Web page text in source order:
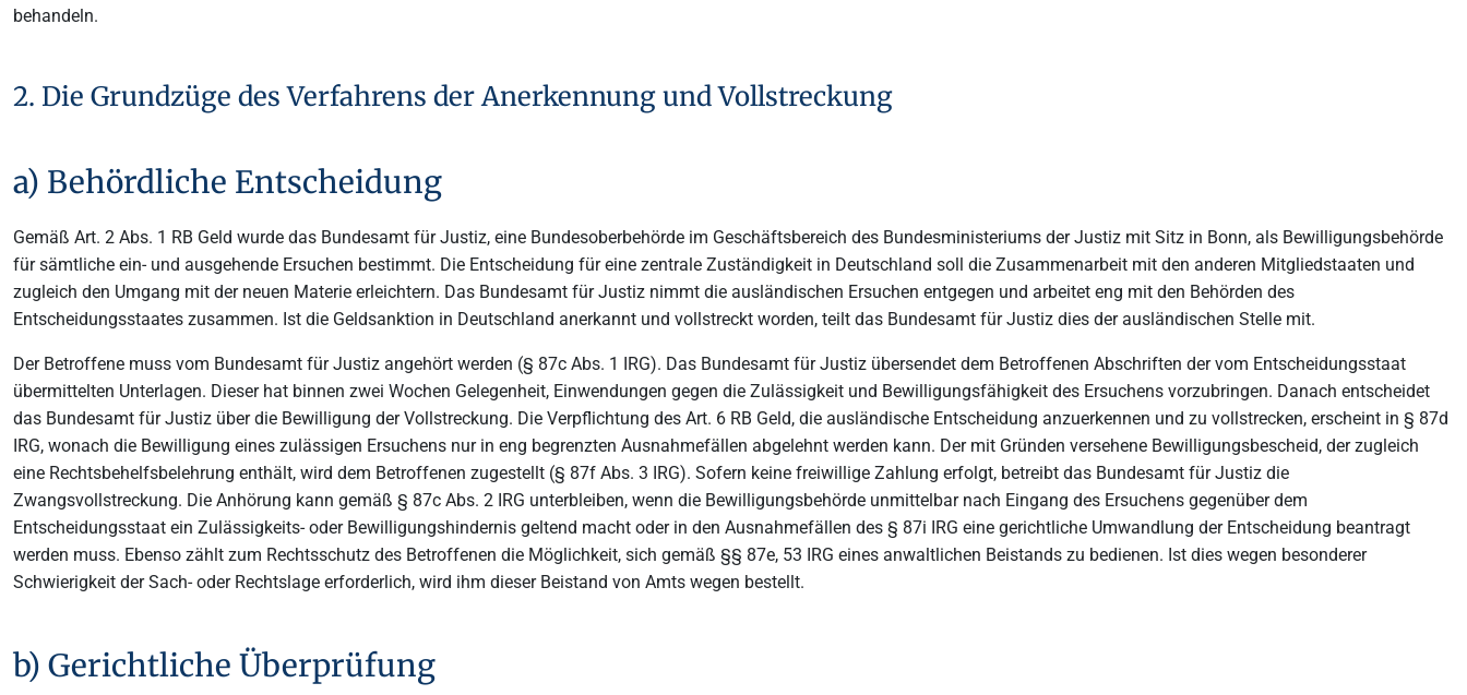
behandeln.
2. Die Grundzüge des Verfahrens der Anerkennung und Vollstreckung
a) Behördliche Entscheidung
Gemäß Art. 2 Abs. 1 RB Geld wurde das Bundesamt für Justiz, eine Bundesoberbehörde im Geschäftsbereich des Bundesministeriums der Justiz mit Sitz in Bonn, als Bewilligungsbehörde
für sämtliche ein- und ausgehende Ersuchen bestimmt. Die Entscheidung für eine zentrale Zuständigkeit in Deutschland soll die Zusammenarbeit mit den anderen Mitgliedstaaten und
zugleich den Umgang mit der neuen Materie erleichtern. Das Bundesamt für Justiz nimmt die ausländischen Ersuchen entgegen und arbeitet eng mit den Behörden des
Entscheidungsstaates zusammen. Ist die Geldsanktion in Deutschland anerkannt und vollstreckt worden, teilt das Bundesamt für Justiz dies der ausländischen Stelle mit.
Der Betroffene muss vom Bundesamt für Justiz angehört werden (§ 87c Abs. 1 IRG). Das Bundesamt für Justiz übersendet dem Betroffenen Abschriften der vom Entscheidungsstaat
übermittelten Unterlagen. Dieser hat binnen zwei Wochen Gelegenheit, Einwendungen gegen die Zulässigkeit und Bewilligungsfähigkeit des Ersuchens vorzubringen. Danach entscheidet
das Bundesamt für Justiz über die Bewilligung der Vollstreckung. Die Verpflichtung des Art. 6 RB Geld, die ausländische Entscheidung anzuerkennen und zu vollstrecken, erscheint in § 87d
IRG, wonach die Bewilligung eines zulässigen Ersuchens nur in eng begrenzten Ausnahmefällen abgelehnt werden kann. Der mit Gründen versehene Bewilligungsbescheid, der zugleich
eine Rechtsbehelfsbelehrung enthält, wird dem Betroffenen zugestellt (§ 87f Abs. 3 IRG). Sofern keine freiwillige Zahlung erfolgt, betreibt das Bundesamt für Justiz die
Zwangsvollstreckung. Die Anhörung kann gemäß § 87c Abs. 2 IRG unterbleiben, wenn die Bewilligungsbehörde unmittelbar nach Eingang des Ersuchens gegenüber dem
Entscheidungsstaat ein Zulässigkeits- oder Bewilligungshindernis geltend macht oder in den Ausnahmefällen des § 87i IRG eine gerichtliche Umwandlung der Entscheidung beantragt
werden muss. Ebenso zählt zum Rechtsschutz des Betroffenen die Möglichkeit, sich gemäß §§ 87e, 53 IRG eines anwaltlichen Beistands zu bedienen. Ist dies wegen besonderer
Schwierigkeit der Sach- oder Rechtslage erforderlich, wird ihm dieser Beistand von Amts wegen bestellt.
b) Gerichtliche Überprüfung